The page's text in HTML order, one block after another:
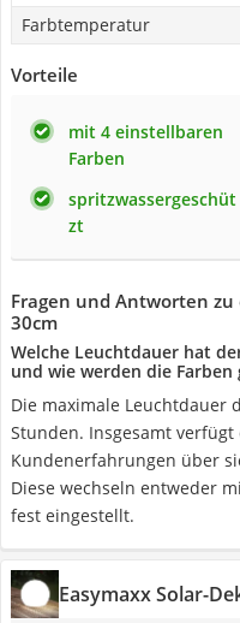
Farbtemperatur
Vorteile
mit 4 einstellbaren
Farben
spritzwassergeschüt
zt
Fragen und Antworten zu
30cm
Welche Leuchtdauer hat
und wie werden die Farben
Die maximale Leuchtdauer
Stunden. Insgesamt
Kundenerfahrungen über
Diese wechseln entweder
fest eingestellt.
Easymaxx Solar-